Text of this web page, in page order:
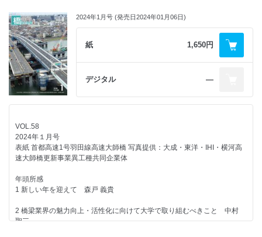
特集 鉄道トラス橋の進歩
特集趣旨
髙木 優任/小林 寿子/岩崎 義信
わが国における鉄道トラス橋の歴史
小野田 滋
鋼鉄道トラス橋の構造設計の進歩
横山 秀喜/木村 健太郎
鋼鉄道トラス橋の架設・架替
古田 富保/中園 誠/皆川 正夫
鋼トラス橋の騒音低減
歴史的鋼鉄道トラス橋梁の維持管理
鉄道トラス橋の維持管理－主に疲労の観点から
2024年1月号 (発売日2024年01月06日)
紙 1,650円
デジタル ―
VOL.58
2024年１月号
表紙 首都高速1号羽田線高速大師橋 写真提供：大成・東洋・IHI・横河高
速大師橋更新事業異工種共同企業体
年頭所感
1 新しい年を迎えて 森戸 義貴
2 橋梁業界の魅力向上・活性化に向けて大学で取り組むべきこと 中村
聖三